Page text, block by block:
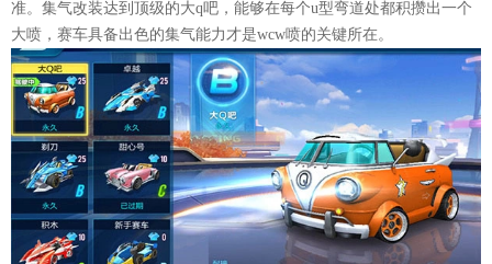
准。集气改装达到顶级的大q吧，能够在每个u型弯道处都积攒出一个
大喷，赛车具备出色的集气能力才是wcw喷的关键所在。